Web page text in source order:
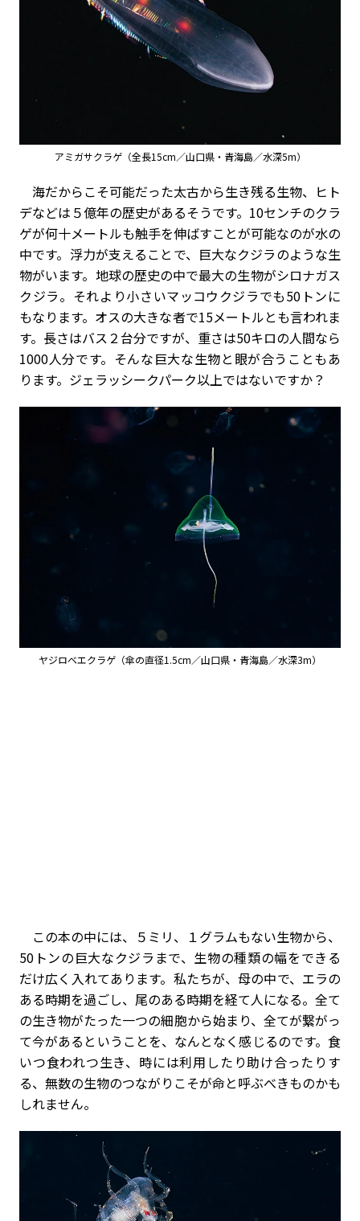
アミガサクラゲ（全長15cm／山口県・青海島／水深5m）
海だからこそ可能だった太古から生き残る生物、ヒト
デなどは５億年の歴史があるそうです。10センチのクラ
ゲが何十メートルも触手を伸ばすことが可能なのが水の
中です。浮力が支えることで、巨大なクジラのような生
物がいます。地球の歴史の中で最大の生物がシロナガス
クジラ。それより小さいマッコウクジラでも50トンに
もなります。オスの大きな者で15メートルとも言われま
す。長さはバス２台分ですが、重さは50キロの人間なら
1000人分です。そんな巨大な生物と眼が合うこともあ
ります。ジェラッシークパーク以上ではないですか？
ヤジロベエクラゲ（傘の直径1.5cm／山口県・青海島／水深3m）
この本の中には、５ミリ、１グラムもない生物から、
50トンの巨大なクジラまで、生物の種類の幅をできる
だけ広く入れてあります。私たちが、母の中で、エラの
ある時期を過ごし、尾のある時期を経て人になる。全て
の生き物がたった一つの細胞から始まり、全てが繋がっ
て今があるということを、なんとなく感じるのです。食
いつ食われつ生き、時には利用したり助け合ったりす
る、無数の生物のつながりこそが命と呼ぶべきものかも
しれません。